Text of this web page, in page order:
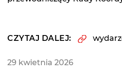
CZYTAJ DALEJ:
29 kwietnia 2026